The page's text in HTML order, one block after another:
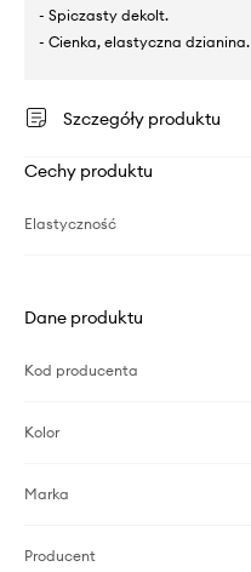
- Spiczasty dekolt.
- Cienka, elastyczna dzianina.
Szczegóły produktu
Cechy produktu
Elastyczność
Dane produktu
Kod producenta
Kolor
Marka
Producent